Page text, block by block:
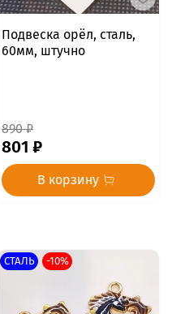
Подвеска орёл, сталь,
60мм, штучно
890 ₽
801 ₽
В корзину
СТАЛЬ -10%